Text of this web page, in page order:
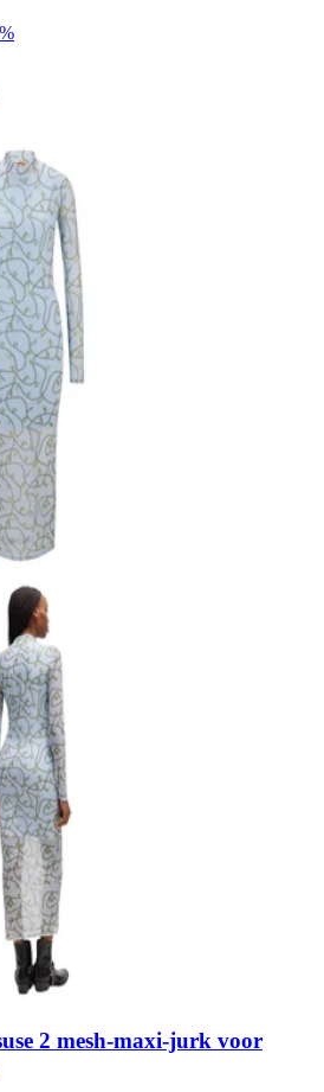
%
2 mesh-maxi-jurk voor